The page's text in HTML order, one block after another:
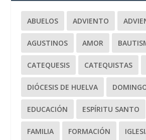
ABUELOS ADVIENTO
AGUSTINOS AMOR
CATEQUESIS CATEQUISTAS
DIÓCESIS DE HUELVA
EDUCACIÓN ESPÍRITU SANTO
FAMILIA FORMACIÓN